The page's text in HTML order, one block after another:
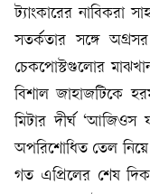
ট্যাংকারের নাবিকরা
সতর্কতার সঙ্গে
চেকপোস্টগুলোর
বিশাল জাহাজটিকে
মিটার দীর্ঘ ‘আজিওস
অপরিশোধিত তেল নিয়ে
গত এপ্রিলের শেষ